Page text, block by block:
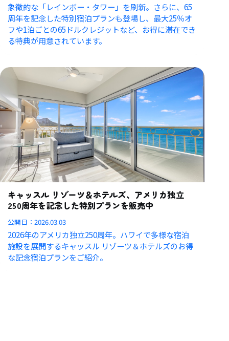
象徴的な「レインボー・タワー」を刷新。さらに、65
周年を記念した特別宿泊プランも登場し、最大25％オ
フや1泊ごとの65ドルクレジットなど、お得に滞在でき
る特典が用意されています。
キャッスル リゾーツ＆ホテルズ、アメリカ独立
250周年を記念した特別プランを販売中
公開日：2026.03.03
2026年のアメリカ独立250周年。ハワイで多様な宿泊
施設を展開するキャッスル リゾーツ＆ホテルズのお得
な記念宿泊プランをご紹介。